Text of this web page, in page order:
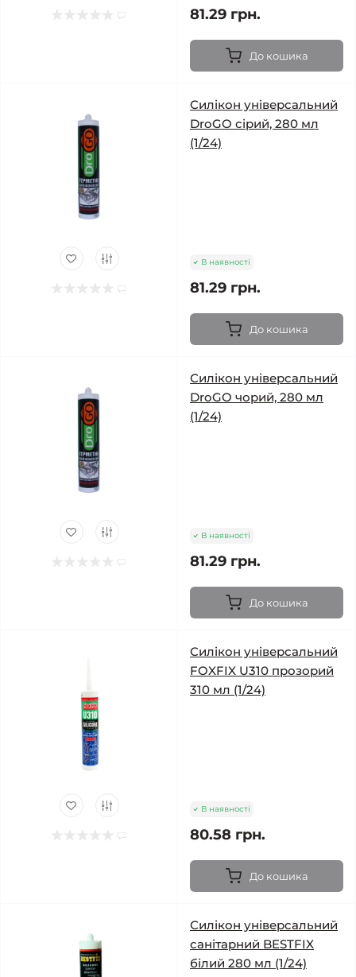
81.29 грн.
До кошика
Силікон універсальний
DroGO сірий, 280 мл
(1/24)
В наявності
81.29 грн.
До кошика
Силікон універсальний
DroGO чорий, 280 мл
(1/24)
В наявності
81.29 грн.
До кошика
Силікон універсальний
FOXFIX U310 прозорий
310 мл (1/24)
В наявності
80.58 грн.
До кошика
Силікон універсальний
санітарний BESTFIX
білий 280 мл (1/24)